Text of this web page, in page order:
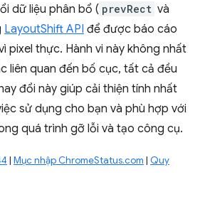
dữ liệu phân bổ ( prevRect và
LayoutShift API để được báo cáo
pixel thực. Hành vi này không nhất
liên quan đến bố cục, tất cả đều
đổi này giúp cải thiện tính nhất
sử dụng cho bạn và phù hợp với
quá trình gỡ lỗi và tạo công cụ.
| Mục nhập ChromeStatus.com | Quy